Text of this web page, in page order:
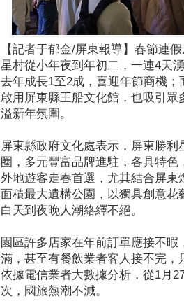
【記者于郁金/屏東報導】春節連
星村從小年夜到年初二，一連4天
去年成長1至2成，喜迎年節商機
啟用屏東縣王船文化館，也吸引
溢新年氛圍。
屏東縣政府文化處表示，屏東勝
圈，多元豐富品牌進駐，各具特
外地遊客走春首選，尤其結合屏
面積最大遺構公園，以獨具創意
白天到夜晚人潮絡繹不絕。
園區許多店家在年前訂單應接不
滿，甚至有餐飲業者客人接不完
依據電信業者大數據分析，從1月
次，國旅熱潮不減。